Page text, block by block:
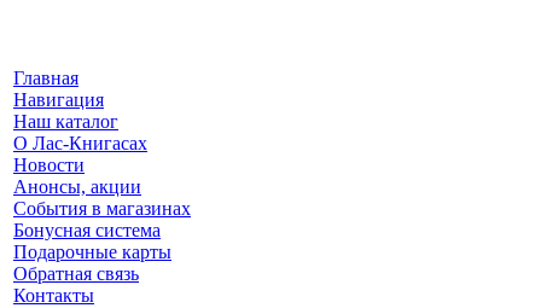
Главная
Навигация
Наш каталог
О Лас-Книгасах
Новости
Анонсы, акции
События в магазинах
Бонусная система
Подарочные карты
Обратная связь
Контакты